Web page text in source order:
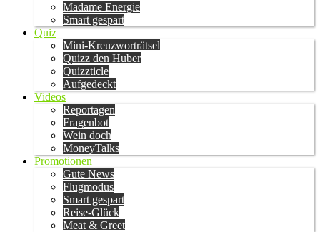
Madame Energie
Smart gespart
Quiz
Mini-Kreuzworträtsel
Quizz den Huber
Quizzticle
Aufgedeckt
Videos
Reportagen
Fragenbot
Wein doch
MoneyTalks
Promotionen
Gute News
Flugmodus
Smart gespart
Reise-Glück
Meat & Greet